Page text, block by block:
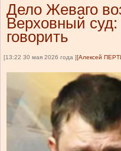
Дело Жеваго
Верховный
говорить
[13:22 30 мая 2026 года ] [Алексей